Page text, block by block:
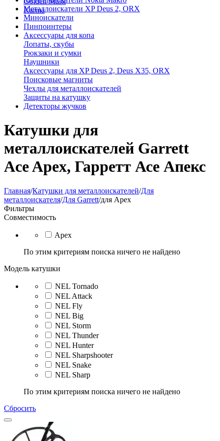
Karma
Металлоискатели XP Deus 2, ORX
Миноискатели
Пинпоинтеры
Аксессуары для копа
Лопаты, скубы
Рюкзаки и сумки
Наушники
Аксессуары для XP Deus 2, Deus X35, ORX
Поисковые магниты
Чехлы для металлоискателей
Защиты на катушку
Детекторы жучков
Катушки для
металлоискателей Garrett
Ace Apex, Гарретт Асе Апекс
Главная/Катушки для металлоискателей/Для
металлоискателя/Для Garrett/для Apex
Фильтры
Совместимость
Apex
По этим критериям поиска ничего не найдено
Модель катушки
NEL Tornado
NEL Attack
NEL Fly
NEL Big
NEL Storm
NEL Thunder
NEL Hunter
NEL Sharpshooter
NEL Snake
NEL Sharp
По этим критериям поиска ничего не найдено
Сбросить